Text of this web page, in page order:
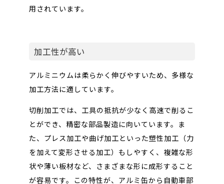
用されています。
加工性が高い
アルミニウムは柔らかく伸びやすいため、多様な
加工方法に適しています。
切削加工では、工具の抵抗が少なく高速で削るこ
とができ、精密な部品製造に向いています。ま
た、プレス加工や曲げ加工といった塑性加工（力
を加えて変形させる加工）もしやすく、複雑な形
状や薄い板材など、さまざまな形に成形すること
が容易です。この特性が、アルミ缶から自動車部